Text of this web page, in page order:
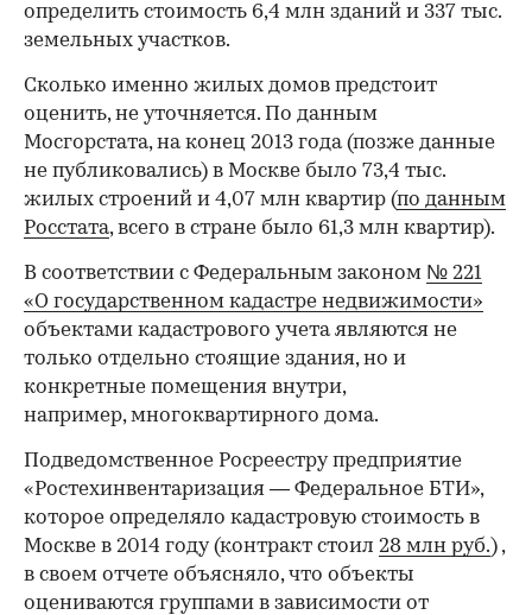
определить стоимость 6,4 млн зданий и 337 тыс.
земельных участков.
Сколько именно жилых домов предстоит
оценить, не уточняется. По данным
Мосгорстата, на конец 2013 года (позже данные
не публиковались) в Москве было 73,4 тыс.
жилых строений и 4,07 млн квартир (по данным
Росстата, всего в стране было 61,3 млн квартир).
В соответствии с Федеральным законом № 221
«О государственном кадастре недвижимости»
объектами кадастрового учета являются не
только отдельно стоящие здания, но и
конкретные помещения внутри,
например, многоквартирного дома.
Подведомственное Росреестру предприятие
«Ростехинвентаризация — Федеральное БТИ»,
которое определяло кадастровую стоимость в
Москве в 2014 году (контракт стоил 28 млн руб.) ,
в своем отчете объясняло, что объекты
оцениваются группами в зависимости от